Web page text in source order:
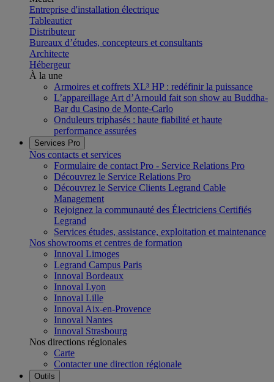
Entreprise d'installation électrique
Tableautier
Distributeur
Bureaux d’études, concepteurs et consultants
Architecte
Hébergeur
À la une
Armoires et coffrets XL³ HP : redéfinir la puissance
L’appareillage Art d’Arnould fait son show au Buddha-
Bar du Casino de Monte-Carlo
Onduleurs triphasés : haute fiabilité et haute
performance assurées
Services Pro
Nos contacts et services
Formulaire de contact Pro - Service Relations Pro
Découvrez le Service Relations Pro
Découvrez le Service Clients Legrand Cable
Management
Rejoignez la communauté des Électriciens Certifiés
Legrand
Services études, assistance, exploitation et maintenance
Nos showrooms et centres de formation
Innoval Limoges
Legrand Campus Paris
Innoval Bordeaux
Innoval Lyon
Innoval Lille
Innoval Aix-en-Provence
Innoval Nantes
Innoval Strasbourg
Nos directions régionales
Carte
Contacter une direction régionale
Outils